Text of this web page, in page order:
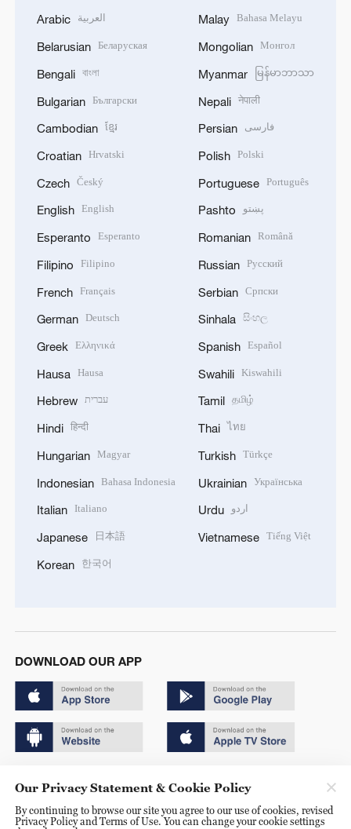
Arabic العربية
Belarusian Беларуская
Bengali বাংলা
Bulgarian Български
Cambodian ខ្មែរ
Croatian Hrvatski
Czech Český
English English
Esperanto Esperanto
Filipino Filipino
French Français
German Deutsch
Greek Ελληνικά
Hausa Hausa
Hebrew עברית
Hindi हिन्दी
Hungarian Magyar
Indonesian Bahasa Indonesia
Italian Italiano
Japanese 日本語
Korean 한국어
Malay Bahasa Melayu
Mongolian Монгол
Myanmar မြန်မာဘာသာ
Nepali नेपाली
Persian فارسی
Polish Polski
Portuguese Português
Pashto پښتو
Romanian Română
Russian Русский
Serbian Српски
Sinhala සිංහල
Spanish Español
Swahili Kiswahili
Tamil தமிழ்
Thai ไทย
Turkish Türkçe
Ukrainian Українська
Urdu اردو
Vietnamese Tiếng Việt
DOWNLOAD OUR APP
京ICP备20000184号
Our Privacy Statement & Cookie Policy
By continuing to browse our site you agree to our use of cookies, revised
Privacy Policy and Terms of Use. You can change your cookie settings